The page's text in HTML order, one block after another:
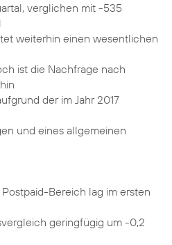
verglichen mit -535
weiterhin einen wesentlichen
ist die Nachfrage nach
der im Jahr 2017
und eines allgemeinen
Bereich lag im ersten
geringfügig um -0,2